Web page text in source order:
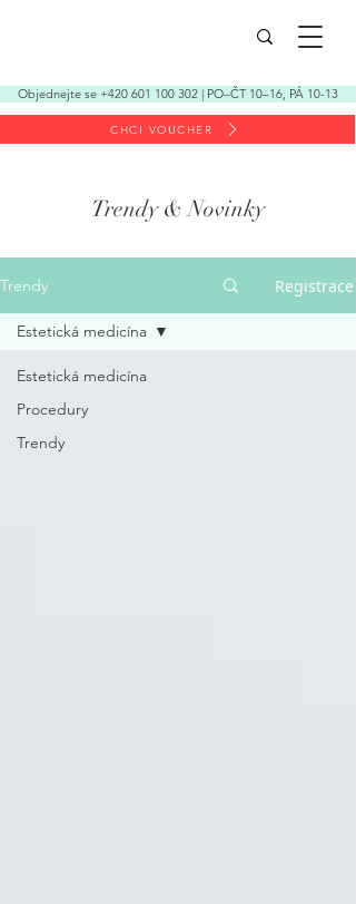
CHCI VOUCHER
Objednejte se +420 601 100 302 | PO–ČT 10–16, PÁ 10-13
Trendy & Novinky
Trendy Registrace
Estetická medicína
Procedury
Trendy
Estetická medicína